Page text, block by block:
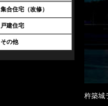
集合住宅（改修）
戸建住宅
その他
杵築城